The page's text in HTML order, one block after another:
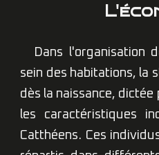
Dans l'organisation
sein des habitations, la
dès la naissance,
les caractéristiques
Catthéens. Ces